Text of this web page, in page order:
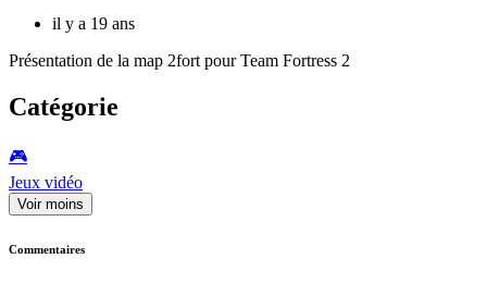
il y a 19 ans
Présentation de la map 2fort pour Team Fortress 2
Catégorie
🎮️
Jeux vidéo
Voir moins
Commentaires